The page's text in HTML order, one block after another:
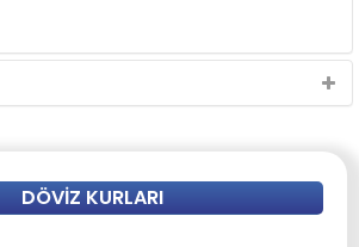
DÖVIZ KURLARI